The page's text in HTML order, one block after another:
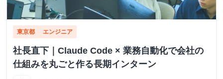
東京都 エンジニア
社長直下｜Claude Code × 業務自動化で会社の
仕組みを丸ごと作る長期インターン